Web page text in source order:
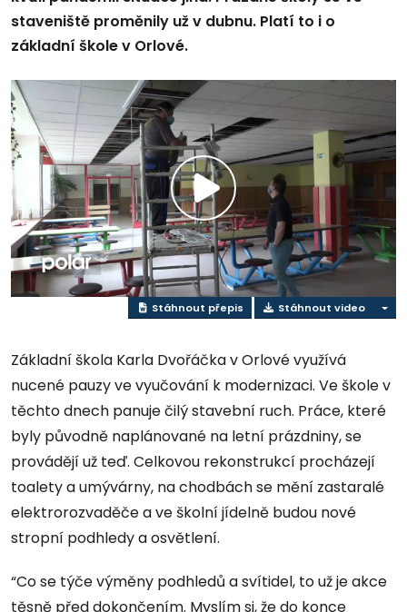
staveniště proměnily už v dubnu. Platí to i o
základní škole v Orlové.
Play
Video
Stáhnout přepis Stáhnout video
Základní škola Karla Dvořáčka v Orlové využívá
nucené pauzy ve vyučování k modernizaci. Ve škole v
těchto dnech panuje čilý stavební ruch. Práce, které
byly původně naplánované na letní prázdniny, se
provádějí už teď. Celkovou rekonstrukcí procházejí
toalety a umývárny, na chodbách se mění zastaralé
elektrorozvaděče a ve školní jídelně budou nové
stropní podhledy a osvětlení.
“Co se týče výměny podhledů a svítidel, to už je akce
těsně před dokončením. Myslím si, že do konce